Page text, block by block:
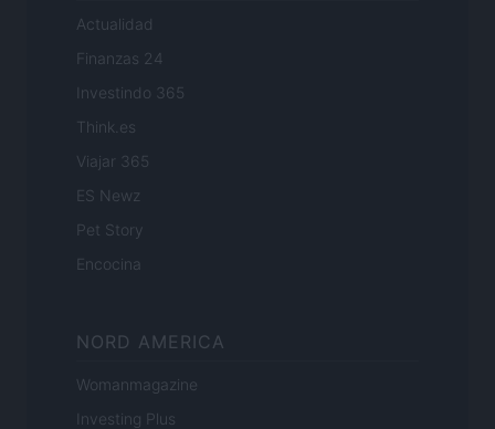
Actualidad
Finanzas 24
Investindo 365
Think.es
Viajar 365
ES Newz
Pet Story
Encocina
NORD AMERICA
Womanmagazine
Investing Plus